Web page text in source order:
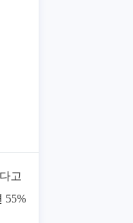
고
55%